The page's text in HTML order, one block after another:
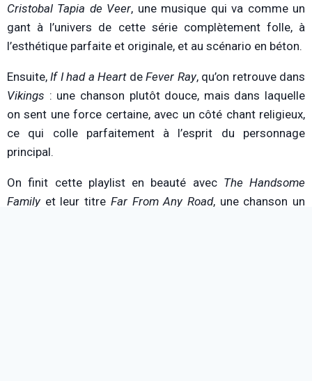
Cristobal Tapia de Veer, une musique qui va comme un
gant à l’univers de cette série complètement folle, à
l’esthétique parfaite et originale, et au scénario en béton.
Ensuite,If I had a HeartdeFever Ray, qu’on retrouve dans
Vikings : une chanson plutôt douce, mais dans laquelle
on sent une force certaine, avec un côté chant religieux,
ce qui colle parfaitement à l’esprit du personnage
principal.
On finit cette playlist en beauté avec The Handsome
Family et leur titre Far From Any Road, une chanson un